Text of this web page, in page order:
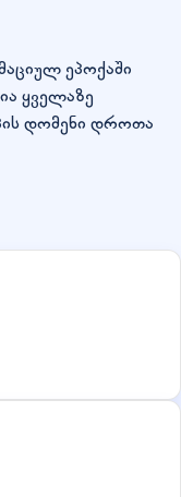
ეპოქაში
ყველაზე
დომენი დროთა